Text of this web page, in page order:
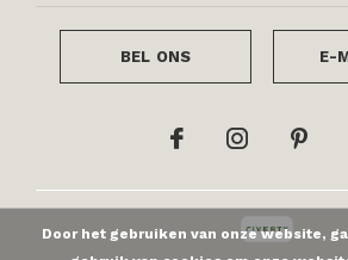
BEL ONS E-
Door het gebruiken van onze website,